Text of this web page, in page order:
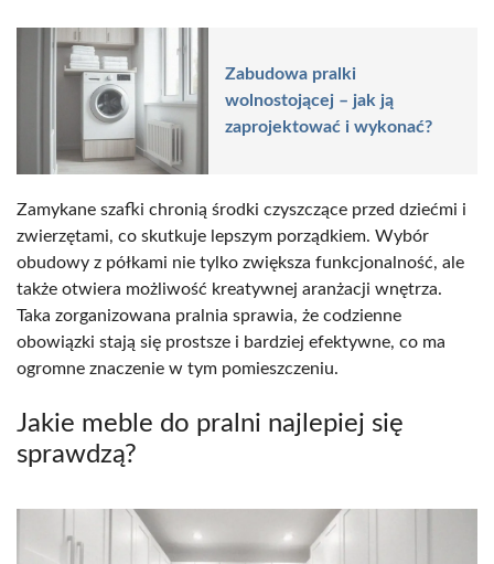
Zabudowa pralki
wolnostojącej – jak ją
zaprojektować i wykonać?
Zamykane szafki chronią środki czyszczące przed dziećmi i
zwierzętami, co skutkuje lepszym porządkiem. Wybór
obudowy z półkami nie tylko zwiększa funkcjonalność, ale
także otwiera możliwość kreatywnej aranżacji wnętrza.
Taka zorganizowana pralnia sprawia, że codzienne
obowiązki stają się prostsze i bardziej efektywne, co ma
ogromne znaczenie w tym pomieszczeniu.
Jakie meble do pralni najlepiej się
sprawdzą?